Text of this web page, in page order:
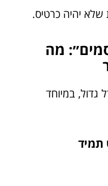
יהיה כרטיס.
מה
במיוחד